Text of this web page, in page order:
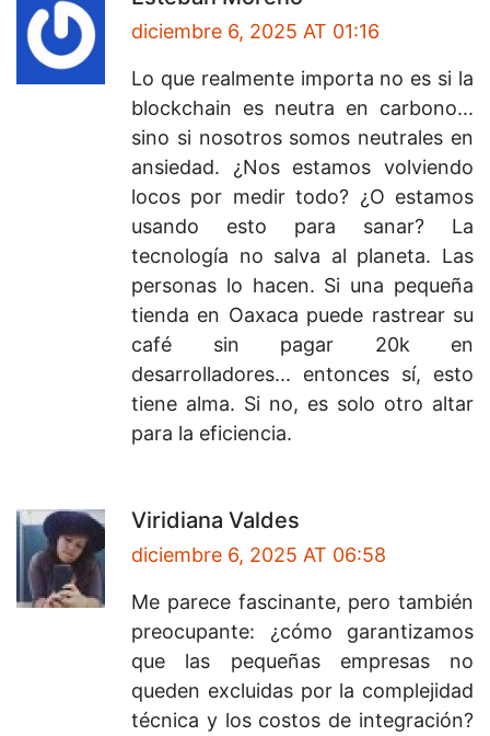
diciembre 6, 2025 AT 01:16
Lo que realmente importa no es si la
blockchain es neutra en carbono...
sino si nosotros somos neutrales en
ansiedad. ¿Nos estamos volviendo
locos por medir todo? ¿O estamos
usando esto para sanar? La
tecnología no salva al planeta. Las
personas lo hacen. Si una pequeña
tienda en Oaxaca puede rastrear su
café sin pagar 20k en
desarrolladores... entonces sí, esto
tiene alma. Si no, es solo otro altar
para la eficiencia.
Viridiana Valdes
diciembre 6, 2025 AT 06:58
Me parece fascinante, pero también
preocupante: ¿cómo garantizamos
que las pequeñas empresas no
queden excluidas por la complejidad
técnica y los costos de integración?